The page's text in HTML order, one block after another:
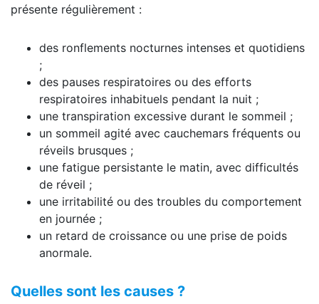
présente régulièrement :
des ronflements nocturnes intenses et quotidiens
;
des pauses respiratoires ou des efforts
respiratoires inhabituels pendant la nuit ;
une transpiration excessive durant le sommeil ;
un sommeil agité avec cauchemars fréquents ou
réveils brusques ;
une fatigue persistante le matin, avec difficultés
de réveil ;
une irritabilité ou des troubles du comportement
en journée ;
un retard de croissance ou une prise de poids
anormale.
Quelles sont les causes ?